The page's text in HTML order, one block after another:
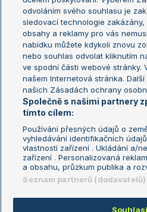
Aktualní trendy
Fotbalové přestupy
Livesport Daily
LS Prague Open
Podmínky užití
GDPR a žurnalistika
Kontakt
údajů
odvoláním svého souhlasu je
sledovací technologie
obsahy a reklamy pro vás
nabídku můžete kdykoli znovu
nebo souhlas odvolat kliknutím
ve spodní části webové stránky.
našem Internetová stránka.
našich Zásadách ochrany
Společně s našimi partnery
tímto cílem:
Používání přesných údajů o
vyhledávání identifikačních
vlastností zařízení . Ukládání a/
zařízení . Personalizovaná
a obsahu, průzkum publika a
Seznam partnerů (dodavatelů)